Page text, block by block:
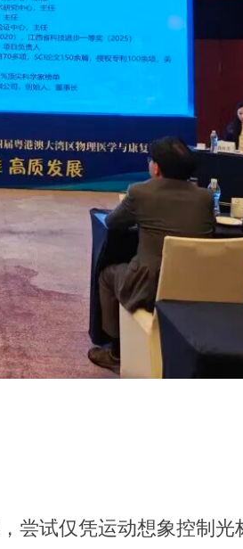
尝试仅凭运动想象控制光